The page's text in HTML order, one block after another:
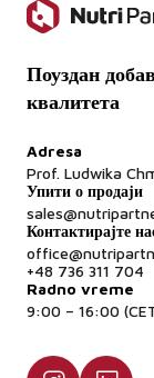
Поуздан
квалитета
Adresa
Prof. Ludwika
Упити о продаји
Контактирајте
+48 736 311 704
Radno vreme
9:00 – 16:00